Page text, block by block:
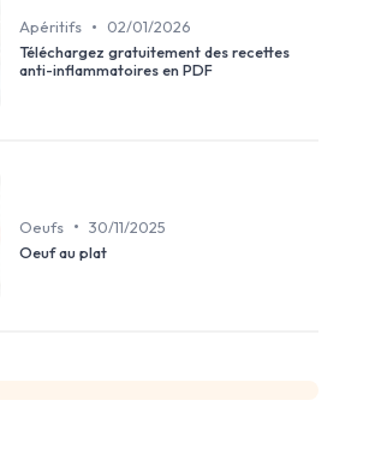
Apéritifs •
02/01/2026
Téléchargez gratuitement des recettes
anti-inflammatoires en PDF
Oeufs • 30/11/2025
Oeuf au plat